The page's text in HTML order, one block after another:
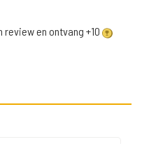
review en ontvang +10